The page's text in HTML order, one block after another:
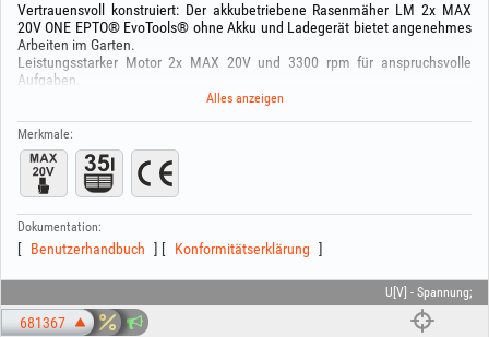
Vertrauensvoll konstruiert: Der akkubetriebene Rasenmäher LM 2x MAX
20V ONE EPTO® EvoTools® ohne Akku und Ladegerät bietet angenehmes
Arbeiten im Garten.
Leistungsstarker Motor 2x MAX 20V und 3300 rpm für anspruchsvolle
Aufgaben.
Schnitthöhenverstellung je nach Bedarf zwischen 30-80 mm (6 Stufen).
Keine Bewegungseinschränkungen, da kein Netzkabel.
Grasfangkorb mit 35 L Kapazität und optimaler Befüllung zur Reduzierung
der Entleerungshäufigkeit.
Verwendbar nur mit dem 18 V Li‑Ion ONE EPTO® Akku (678495,
678496,682189) und dem Schnellladegerät ONE EPTO® (678497,682190).
Alles anzeigen
Merkmale:
Dokumentation:
Benutzerhandbuch Konformitätserklärung
U[V] - Spannung;
681367